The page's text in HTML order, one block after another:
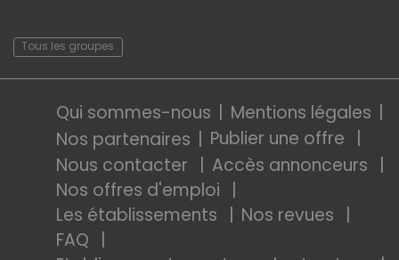
Tous les groupes
Qui sommes-nous
Mentions légales
Nos partenaires
Publier une offre
Nous contacter
Accès annonceurs
Nos offres d'emploi
Les établissements
Nos revues
FAQ